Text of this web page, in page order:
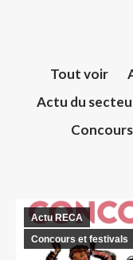
Tout voir
Actu du
Actu RECA
Concours et festivals